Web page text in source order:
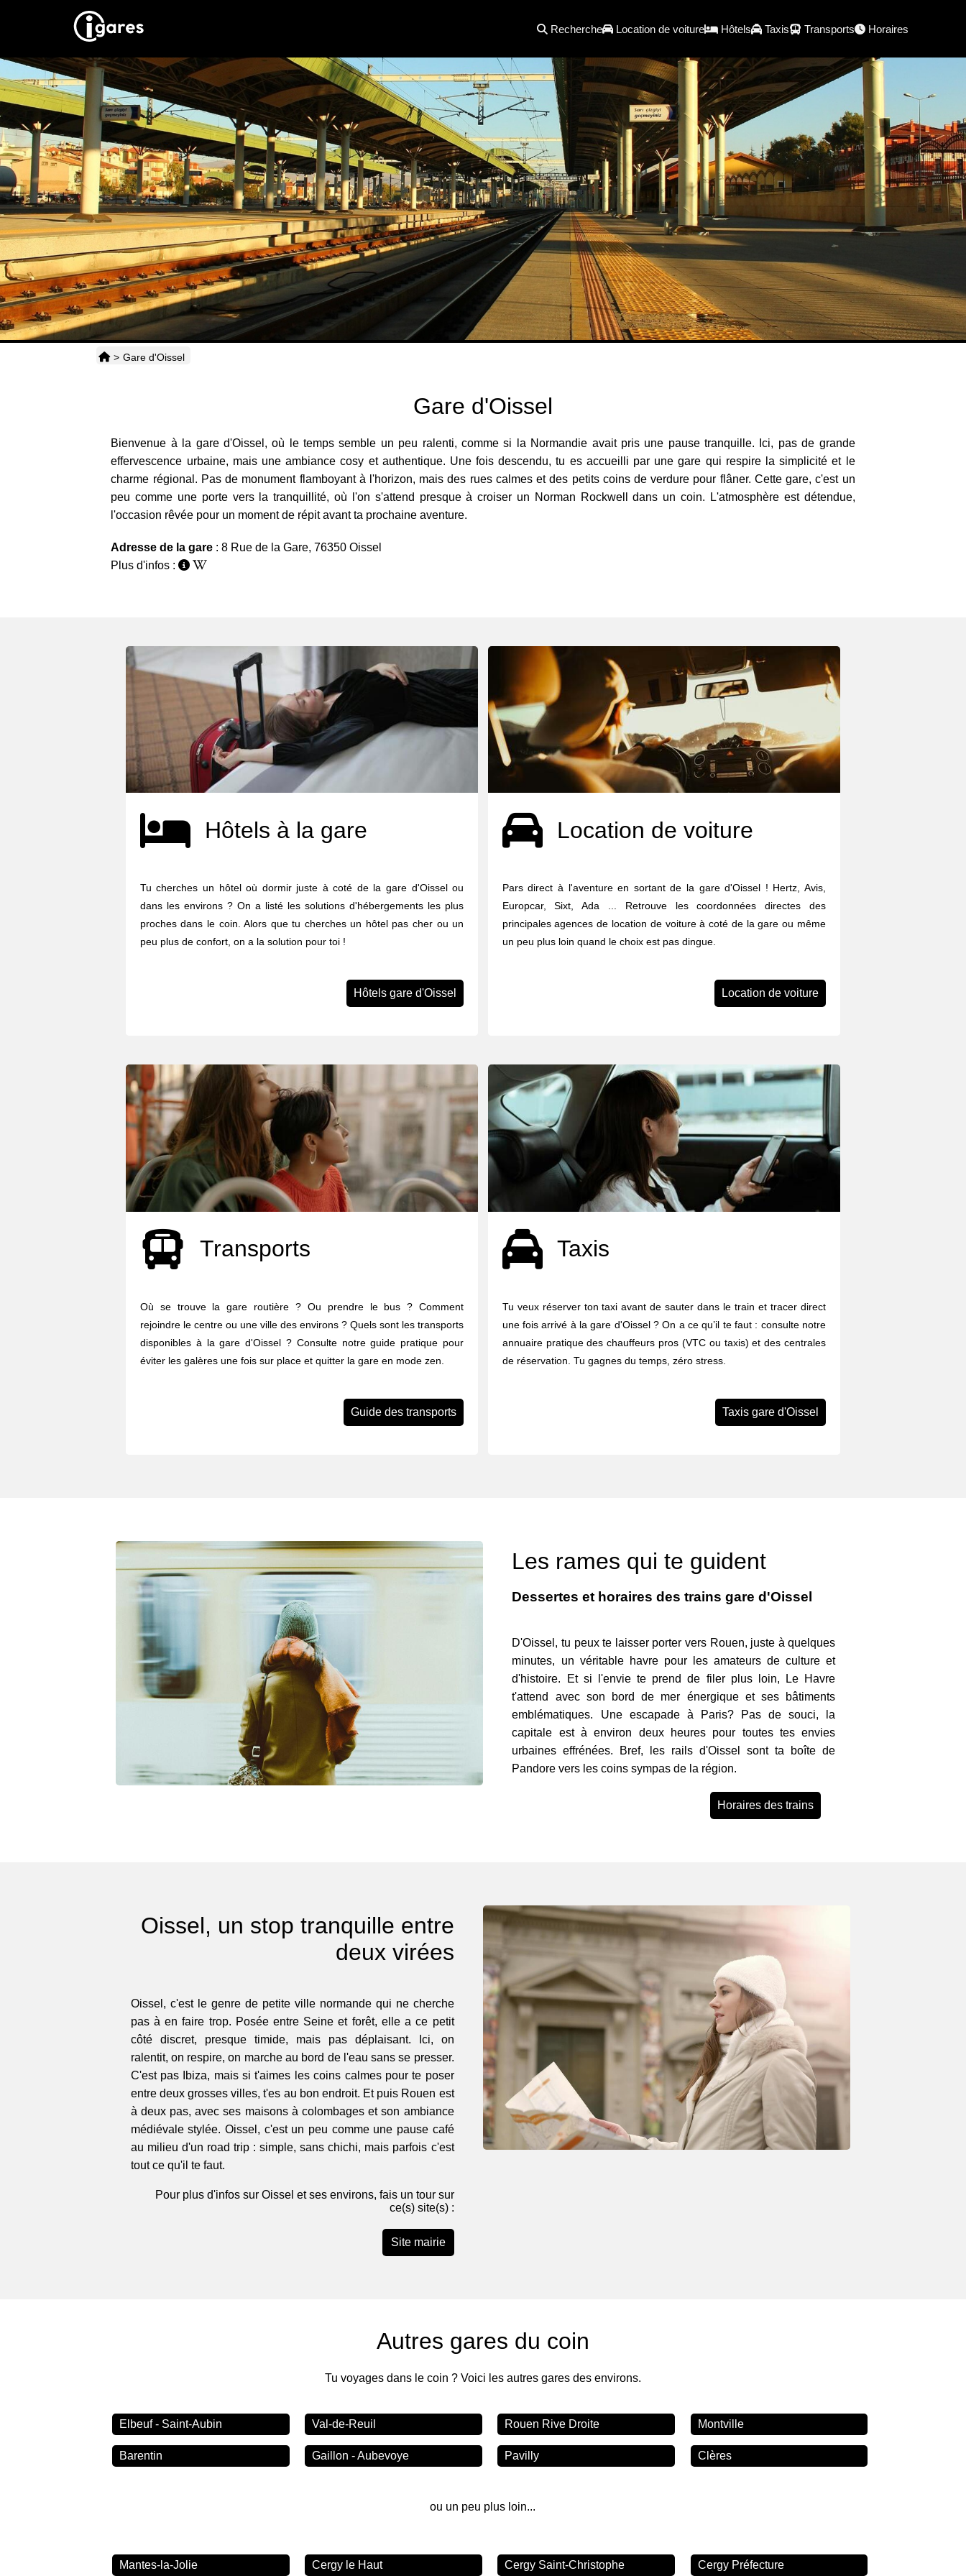
Recherche Location de voiture Hôtels Taxis Transports Horaires
> Gare d'Oissel
Gare d'Oissel
Bienvenue à la gare d'Oissel, où le temps semble un peu ralenti, comme si la Normandie avait pris une pause tranquille. Ici, pas de grande
effervescence urbaine, mais une ambiance cosy et authentique. Une fois descendu, tu es accueilli par une gare qui respire la simplicité et le
charme régional. Pas de monument flamboyant à l'horizon, mais des rues calmes et des petits coins de verdure pour flâner. Cette gare, c'est un
peu comme une porte vers la tranquillité, où l'on s'attend presque à croiser un Norman Rockwell dans un coin. L'atmosphère est détendue,
l'occasion rêvée pour un moment de répit avant ta prochaine aventure.
Adresse de la gare : 8 Rue de la Gare, 76350 Oissel
Plus d'infos :
Hôtels à la gare
Tu cherches un hôtel où dormir juste à coté de la gare d'Oissel ou
dans les environs ? On a listé les solutions d'hébergements les plus
proches dans le coin. Alors que tu cherches un hôtel pas cher ou un
peu plus de confort, on a la solution pour toi !
Hôtels gare d'Oissel
Location de voiture
Pars direct à l'aventure en sortant de la gare d'Oissel ! Hertz, Avis,
Europcar, Sixt, Ada ... Retrouve les coordonnées directes des
principales agences de location de voiture à coté de la gare ou même
un peu plus loin quand le choix est pas dingue.
Location de voiture
Transports
Où se trouve la gare routière ? Ou prendre le bus ? Comment
rejoindre le centre ou une ville des environs ? Quels sont les transports
disponibles à la gare d'Oissel ? Consulte notre guide pratique pour
éviter les galères une fois sur place et quitter la gare en mode zen.
Guide des transports
Taxis
Tu veux réserver ton taxi avant de sauter dans le train et tracer direct
une fois arrivé à la gare d'Oissel ? On a ce qu’il te faut : consulte notre
annuaire pratique des chauffeurs pros (VTC ou taxis) et des centrales
de réservation. Tu gagnes du temps, zéro stress.
Taxis gare d'Oissel
Les rames qui te guident
Dessertes et horaires des trains gare d'Oissel
D'Oissel, tu peux te laisser porter vers Rouen, juste à quelques
minutes, un véritable havre pour les amateurs de culture et
d'histoire. Et si l'envie te prend de filer plus loin, Le Havre
t'attend avec son bord de mer énergique et ses bâtiments
emblématiques. Une escapade à Paris? Pas de souci, la
capitale est à environ deux heures pour toutes tes envies
urbaines effrénées. Bref, les rails d'Oissel sont ta boîte de
Pandore vers les coins sympas de la région.
Horaires des trains
Oissel, un stop tranquille entre
deux virées
Oissel, c'est le genre de petite ville normande qui ne cherche
pas à en faire trop. Posée entre Seine et forêt, elle a ce petit
côté discret, presque timide, mais pas déplaisant. Ici, on
ralentit, on respire, on marche au bord de l'eau sans se presser.
C'est pas Ibiza, mais si t'aimes les coins calmes pour te poser
entre deux grosses villes, t'es au bon endroit. Et puis Rouen est
à deux pas, avec ses maisons à colombages et son ambiance
médiévale stylée. Oissel, c'est un peu comme une pause café
au milieu d'un road trip : simple, sans chichi, mais parfois c'est
tout ce qu'il te faut.
Pour plus d'infos sur Oissel et ses environs, fais un tour sur
ce(s) site(s) :
Site mairie
Autres gares du coin
Tu voyages dans le coin ? Voici les autres gares des environs.
Elbeuf - Saint-Aubin Val-de-Reuil Rouen Rive Droite Montville
Barentin Gaillon - Aubevoye Pavilly Clères
ou un peu plus loin...
Mantes-la-Jolie Cergy le Haut Cergy Saint-Christophe Cergy Préfecture